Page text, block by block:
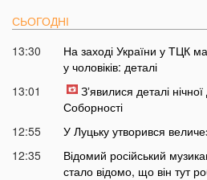
СЬОГОДНІ
13:30
На заході України у ТЦК
у чоловіків: деталі
13:01
Зʼявилися деталі
Соборності
12:55
У Луцьку утворився
12:35
Відомий російський
стало відомо, що він тут